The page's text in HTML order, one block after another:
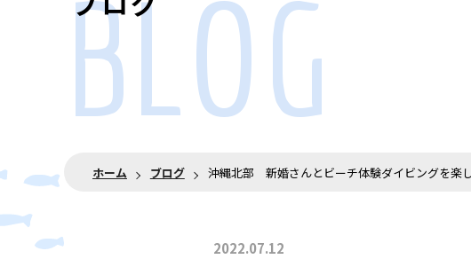
BLOG
ホーム ブログ 沖縄北部 新婚さんとビーチ体験ダイビングを楽
2022.07.12